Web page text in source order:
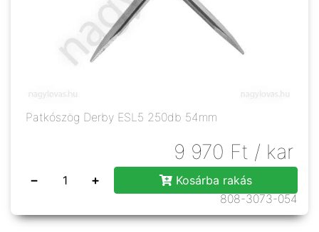
Patkószög Derby ESL5 250db 54mm
9 970 Ft / kar
− +
Kosárba rakás
808-3073-054